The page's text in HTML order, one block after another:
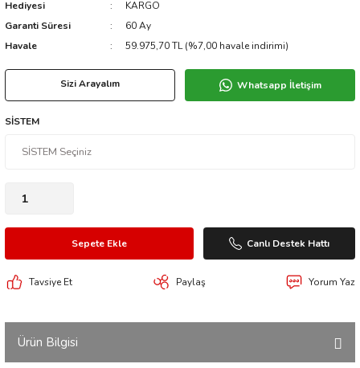
Hediyesi
KARGO
Garanti Süresi
60 Ay
Havale
59.975,70 TL (%7,00 havale indirimi)
Sizi Arayalım Whatsapp İletişim
SİSTEM
Sepete Ekle Canlı Destek Hattı
Tavsiye Et Paylaş Yorum Yaz
Ürün Bilgisi